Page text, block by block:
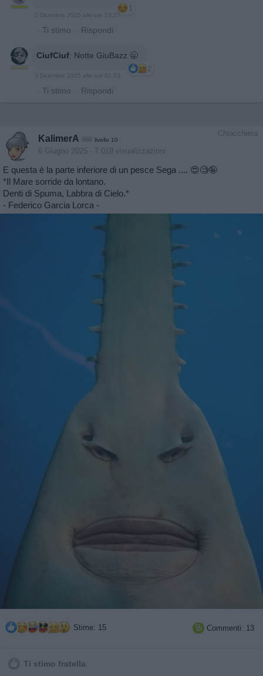
1
2 Dicembre 2025 alle ore 23:27
· Ti stimo · Rispondi
CiufCiuf: Notte GiuBazz 🥱
2
3 Dicembre 2025 alle ore 01:33
· Ti stimo · Rispondi
Chiacchiera
KalimerA livello 10
6 Giugno 2025 - 7.019 visualizzazioni
E questa è la parte inferiore di un pesce Sega .... 😍🧐🤪
*Il Mare sorride da lontano.
Denti di Spuma, Labbra di Cielo.*
- Federico Garcia Lorca -
Stime: 15  Commenti: 13
Ti stimo fratella